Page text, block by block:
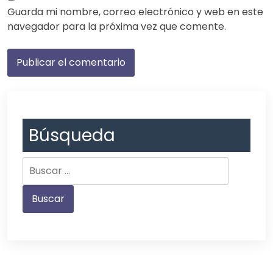
Guarda mi nombre, correo electrónico y web en este
navegador para la próxima vez que comente.
Búsqueda